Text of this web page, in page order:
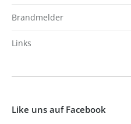
Brandmelder
Links
Like uns auf Facebook